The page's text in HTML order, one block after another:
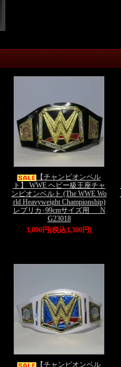
【チャンピオンベル
ト】 WWE ヘビー級王座チャ
ンピオンベルト (The WWE Wo
rld Heavyweight Championship)
レプリカ･99cmサイズ用 N
G23018
3,000円(税込3,300円)
【チャンピオンベル